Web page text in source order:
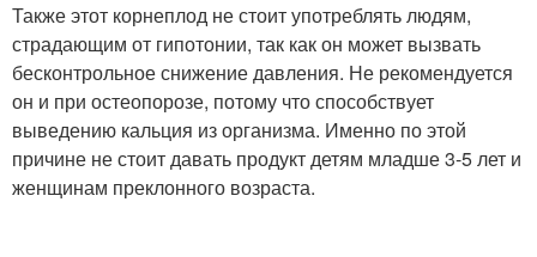
Также этот корнеплод не стоит употреблять людям,
страдающим от гипотонии, так как он может вызвать
бесконтрольное снижение давления. Не рекомендуется
он и при остеопорозе, потому что способствует
выведению кальция из организма. Именно по этой
причине не стоит давать продукт детям младше 3-5 лет и
женщинам преклонного возраста.